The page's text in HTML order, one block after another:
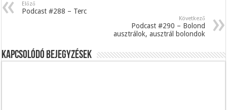
Előző
Podcast #288 – Terc
Következő
Podcast #290 – Bolond
ausztrálok, ausztrál bolondok
Kapcsolódó bejegyzések